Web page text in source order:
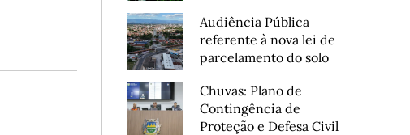
Audiência Pública
referente à nova lei de
parcelamento do solo
Chuvas: Plano de
Contingência de
Proteção e Defesa Civil